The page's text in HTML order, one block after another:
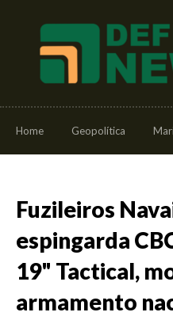
Home Geopolítica
Fuzileiros
espingarda
19" Tactical,
armamento